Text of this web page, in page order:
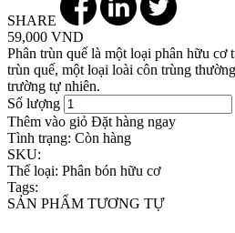
SHARE
59,000 VND
Phân trùn quế là một loại phân hữu cơ
trùn quế, một loại loài côn trùng
trường tự nhiên.
Số lượng
Thêm vào giỏ Đặt hàng ngay
Tình trạng: Còn hàng
SKU:
Thể loại: Phân bón hữu cơ
Tags:
SẢN PHẨM TƯƠNG TỰ